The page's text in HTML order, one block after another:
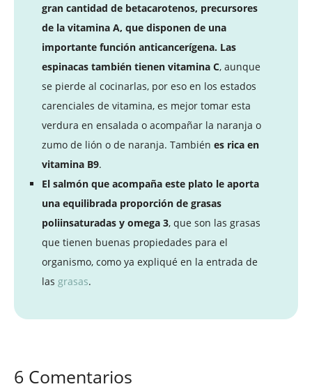
gran cantidad de betacarotenos, precursores
de la vitamina A, que disponen de una
importante función anticancerígena. Las
espinacas también tienen vitamina C, aunque
se pierde al cocinarlas, por eso en los estados
carenciales de vitamina, es mejor tomar esta
verdura en ensalada o acompañar la naranja o
zumo de lión o de naranja. También es rica en
vitamina B9.
El salmón que acompaña este plato le aporta
una equilibrada proporción de grasas
poliinsaturadas y omega 3, que son las grasas
que tienen buenas propiedades para el
organismo, como ya expliqué en la entrada de
las grasas.
6 Comentarios